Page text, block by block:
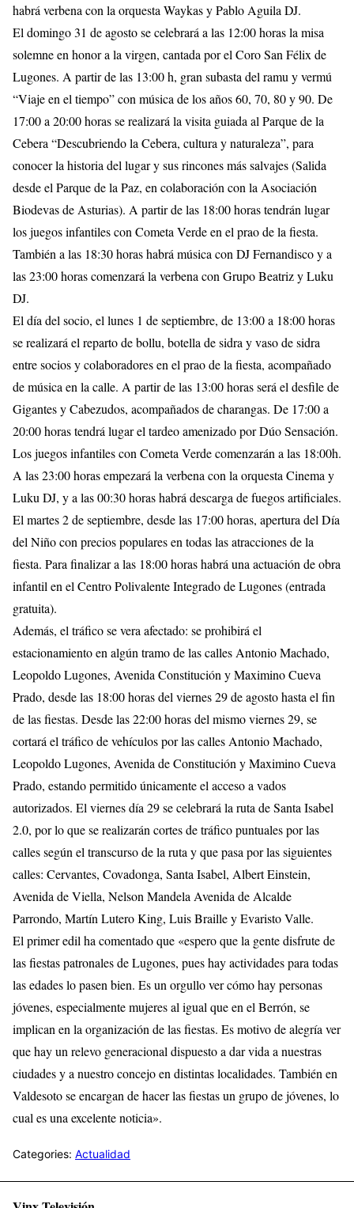
habrá verbena con la orquesta Waykas y Pablo Aguila DJ.
El domingo 31 de agosto se celebrará a las 12:00 horas la misa
solemne en honor a la virgen, cantada por el Coro San Félix de
Lugones. A partir de las 13:00 h, gran subasta del ramu y vermú
“Viaje en el tiempo” con música de los años 60, 70, 80 y 90. De
17:00 a 20:00 horas se realizará la visita guiada al Parque de la
Cebera “Descubriendo la Cebera, cultura y naturaleza”, para
conocer la historia del lugar y sus rincones más salvajes (Salida
desde el Parque de la Paz, en colaboración con la Asociación
Biodevas de Asturias). A partir de las 18:00 horas tendrán lugar
los juegos infantiles con Cometa Verde en el prao de la fiesta.
También a las 18:30 horas habrá música con DJ Fernandisco y a
las 23:00 horas comenzará la verbena con Grupo Beatriz y Luku
DJ.
El día del socio, el lunes 1 de septiembre, de 13:00 a 18:00 horas
se realizará el reparto de bollu, botella de sidra y vaso de sidra
entre socios y colaboradores en el prao de la fiesta, acompañado
de música en la calle. A partir de las 13:00 horas será el desfile de
Gigantes y Cabezudos, acompañados de charangas. De 17:00 a
20:00 horas tendrá lugar el tardeo amenizado por Dúo Sensación.
Los juegos infantiles con Cometa Verde comenzarán a las 18:00h.
A las 23:00 horas empezará la verbena con la orquesta Cinema y
Luku DJ, y a las 00:30 horas habrá descarga de fuegos artificiales.
El martes 2 de septiembre, desde las 17:00 horas, apertura del Día
del Niño con precios populares en todas las atracciones de la
fiesta. Para finalizar a las 18:00 horas habrá una actuación de obra
infantil en el Centro Polivalente Integrado de Lugones (entrada
gratuita).
Además, el tráfico se vera afectado: se prohibirá el
estacionamiento en algún tramo de las calles Antonio Machado,
Leopoldo Lugones, Avenida Constitución y Maximino Cueva
Prado, desde las 18:00 horas del viernes 29 de agosto hasta el fin
de las fiestas. Desde las 22:00 horas del mismo viernes 29, se
cortará el tráfico de vehículos por las calles Antonio Machado,
Leopoldo Lugones, Avenida de Constitución y Maximino Cueva
Prado, estando permitido únicamente el acceso a vados
autorizados. El viernes día 29 se celebrará la ruta de Santa Isabel
2.0, por lo que se realizarán cortes de tráfico puntuales por las
calles según el transcurso de la ruta y que pasa por las siguientes
calles: Cervantes, Covadonga, Santa Isabel, Albert Einstein,
Avenida de Viella, Nelson Mandela Avenida de Alcalde
Parrondo, Martín Lutero King, Luis Braille y Evaristo Valle.
El primer edil ha comentado que «espero que la gente disfrute de
las fiestas patronales de Lugones, pues hay actividades para todas
las edades lo pasen bien. Es un orgullo ver cómo hay personas
jóvenes, especialmente mujeres al igual que en el Berrón, se
implican en la organización de las fiestas. Es motivo de alegría ver
que hay un relevo generacional dispuesto a dar vida a nuestras
ciudades y a nuestro concejo en distintas localidades. También en
Valdesoto se encargan de hacer las fiestas un grupo de jóvenes, lo
cual es una excelente noticia».
Categories: Actualidad